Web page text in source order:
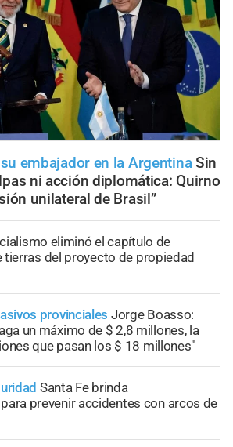
embajador en la Argentina Sin
ni acción diplomática: Quirno
unilateral de Brasil”
eliminó el capítulo de
tierras del proyecto de propiedad
provinciales Jorge Boasso:
un máximo de $ 2,8 millones, la
que pasan los $ 18 millones"
Santa Fe brinda
prevenir accidentes con arcos de